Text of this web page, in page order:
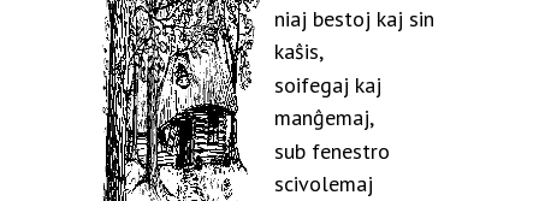
niaj bestoj kaj sin
kaŝis,
soifegaj kaj
manĝemaj,
sub fenestro
scivolemaj